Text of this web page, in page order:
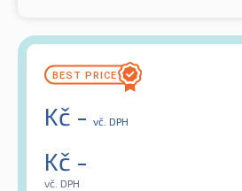
Kč - vč. DPH
Kč -
vč. DPH